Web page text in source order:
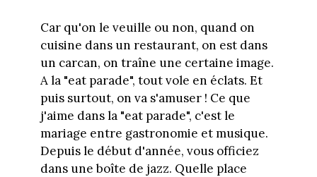
Car qu'on le veuille ou non, quand on
cuisine dans un restaurant, on est dans
un carcan, on traîne une certaine image.
A la "eat parade", tout vole en éclats. Et
puis surtout, on va s'amuser ! Ce que
j'aime dans la "eat parade", c'est le
mariage entre gastronomie et musique.
Depuis le début d'année, vous officiez
dans une boîte de jazz. Quelle place